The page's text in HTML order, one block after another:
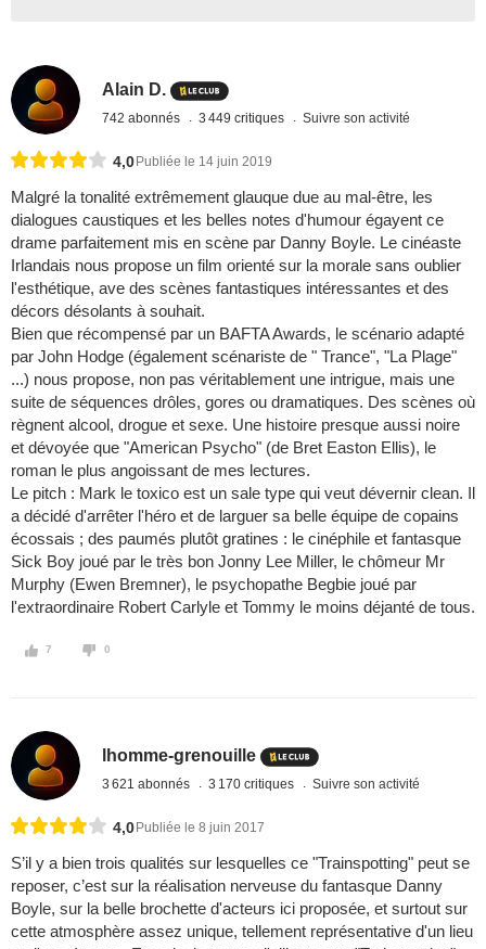
Alain D.
742 abonnés 3 449 critiques Suivre son activité
4,0 Publiée le 14 juin 2019
Malgré la tonalité extrêmement glauque due au mal-être, les
dialogues caustiques et les belles notes d'humour égayent ce
drame parfaitement mis en scène par Danny Boyle. Le cinéaste
Irlandais nous propose un film orienté sur la morale sans oublier
l'esthétique, ave des scènes fantastiques intéressantes et des
décors désolants à souhait.
Bien que récompensé par un BAFTA Awards, le scénario adapté
par John Hodge (également scénariste de " Trance", "La Plage"
...) nous propose, non pas véritablement une intrigue, mais une
suite de séquences drôles, gores ou dramatiques. Des scènes où
règnent alcool, drogue et sexe. Une histoire presque aussi noire
et dévoyée que "American Psycho" (de Bret Easton Ellis), le
roman le plus angoissant de mes lectures.
Le pitch : Mark le toxico est un sale type qui veut dévernir clean. Il
a décidé d'arrêter l'héro et de larguer sa belle équipe de copains
écossais ; des paumés plutôt gratines : le cinéphile et fantasque
Sick Boy joué par le très bon Jonny Lee Miller, le chômeur Mr
Murphy (Ewen Bremner), le psychopathe Begbie joué par
l'extraordinaire Robert Carlyle et Tommy le moins déjanté de tous.
7 0
lhomme-grenouille
3 621 abonnés 3 170 critiques Suivre son activité
4,0 Publiée le 8 juin 2017
S’il y a bien trois qualités sur lesquelles ce "Trainspotting" peut se
reposer, c’est sur la réalisation nerveuse du fantasque Danny
Boyle, sur la belle brochette d'acteurs ici proposée, et surtout sur
cette atmosphère assez unique, tellement représentative d'un lieu